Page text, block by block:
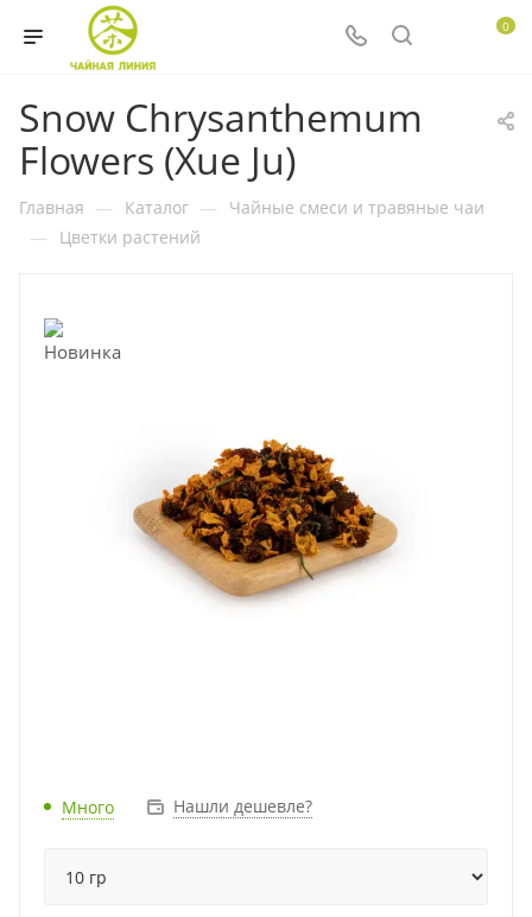
0
Snow Chrysanthemum
Flowers (Xue Ju)
Главная — Каталог — Чайные смеси и травяные чаи
— Цветки растений
Много Нашли дешевле?